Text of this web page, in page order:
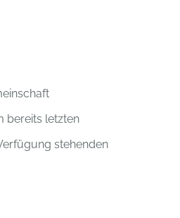
bereits letzten
stehenden